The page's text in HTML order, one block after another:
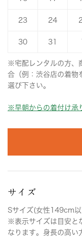
23 24
30 31 1
※宅配レンタルの方、
合（例：渋谷店の着物
選び下さい。
※早朝からの着付け承
サイズ
Sサイズ(女性149cm
※表示サイズは目安と
なります。身長の高い